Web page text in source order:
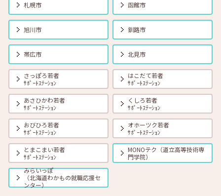
2025年07月01日(火) 学生
【函館・対面】7月23日（水）就勝塾 就活ストレス４つの解消法 13:30
～14:30
2025年07月01日(火) 在職者 学生
本セミナーは定員に達したため、現在はお申込みの受付を終了してお
ります。【オンライン】7月24日（木）就職活動のススメ方 14:00～
14:30
2025年07月01日(火) セミナー 在職者 学生 求職者
【帯広・対面】7月31日（木）就勝塾 会話力アップ～こんな時のビジ
ネス会話～ 11:00～11:40
札幌市 函館市
旭川市 釧路市
帯広市 北見市
さっぽろ若者
ｻﾎﾟｰﾄｽﾃｰｼｮﾝ
はこだて若者
ｻﾎﾟｰﾄｽﾃｰｼｮﾝ
あさひかわ若者
ｻﾎﾟｰﾄｽﾃｰｼｮﾝ
くしろ若者
ｻﾎﾟｰﾄｽﾃｰｼｮﾝ
おびひろ若者
ｻﾎﾟｰﾄｽﾃｰｼｮﾝ
オホーツク若者
ｻﾎﾟｰﾄｽﾃｰｼｮﾝ
とまこまい若者
ｻﾎﾟｰﾄｽﾃｰｼｮﾝ
MONOテク（道立高等技術専
門学院）
みらいっぽ
（北海道わかもの就職応援セ
ンター）